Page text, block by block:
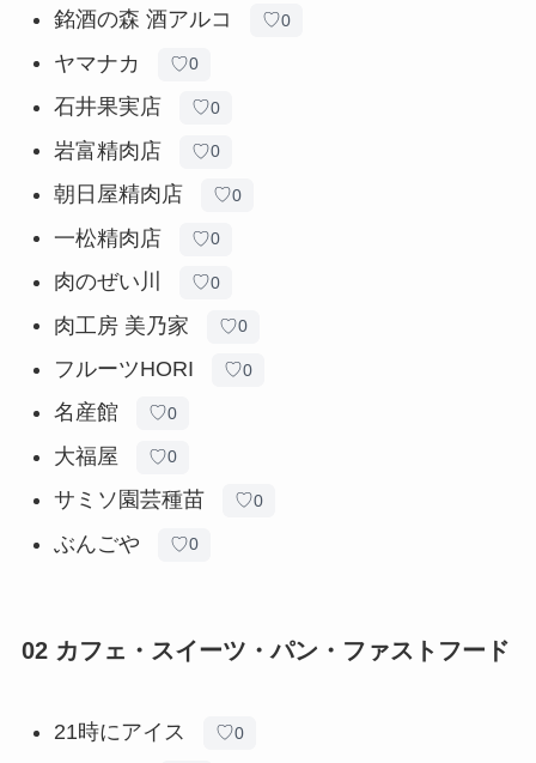
銘酒の森 酒アルコ ♡0
ヤマナカ ♡0
石井果実店 ♡0
岩富精肉店 ♡0
朝日屋精肉店 ♡0
一松精肉店 ♡0
肉のぜい川 ♡0
肉工房 美乃家 ♡0
フルーツHORI ♡0
名産館 ♡0
大福屋 ♡0
サミソ園芸種苗 ♡0
ぶんごや ♡0
02 カフェ・スイーツ・パン・ファストフード
21時にアイス ♡0